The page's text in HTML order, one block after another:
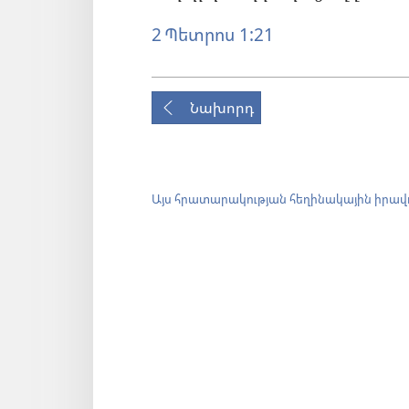
2 Պետրոս 1:21
Նախորդ
Այս հրատարակության հեղինակային